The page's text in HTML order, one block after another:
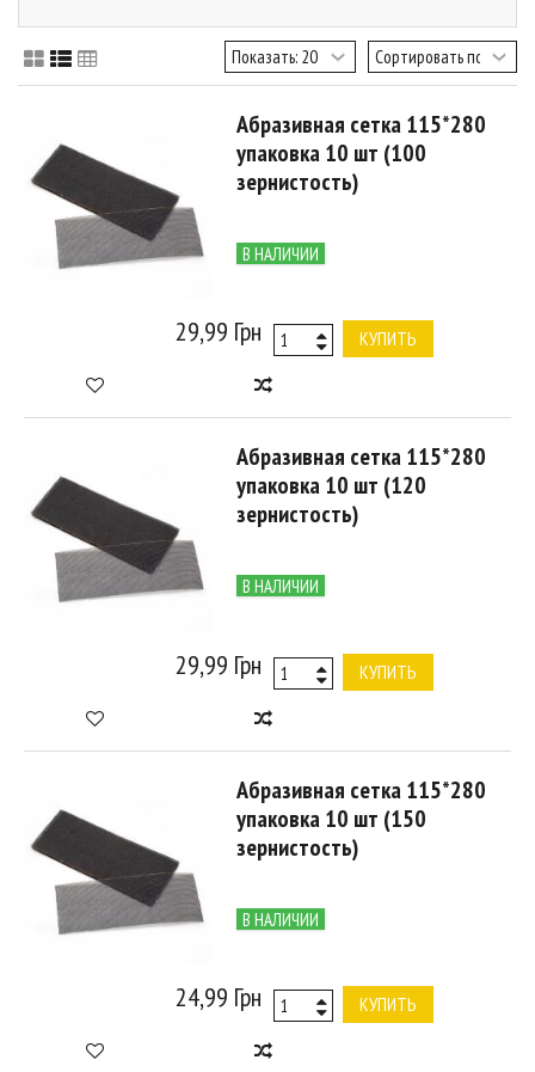
Абразивная сетка 115*280
упаковка 10 шт (100
зернистость)
В НАЛИЧИИ
29,99 Грн КУПИТЬ
Абразивная сетка 115*280
упаковка 10 шт (120
зернистость)
В НАЛИЧИИ
29,99 Грн КУПИТЬ
Абразивная сетка 115*280
упаковка 10 шт (150
зернистость)
В НАЛИЧИИ
24,99 Грн КУПИТЬ